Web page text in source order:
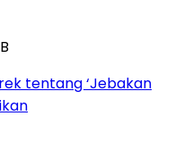
tentang ‘Jebakan